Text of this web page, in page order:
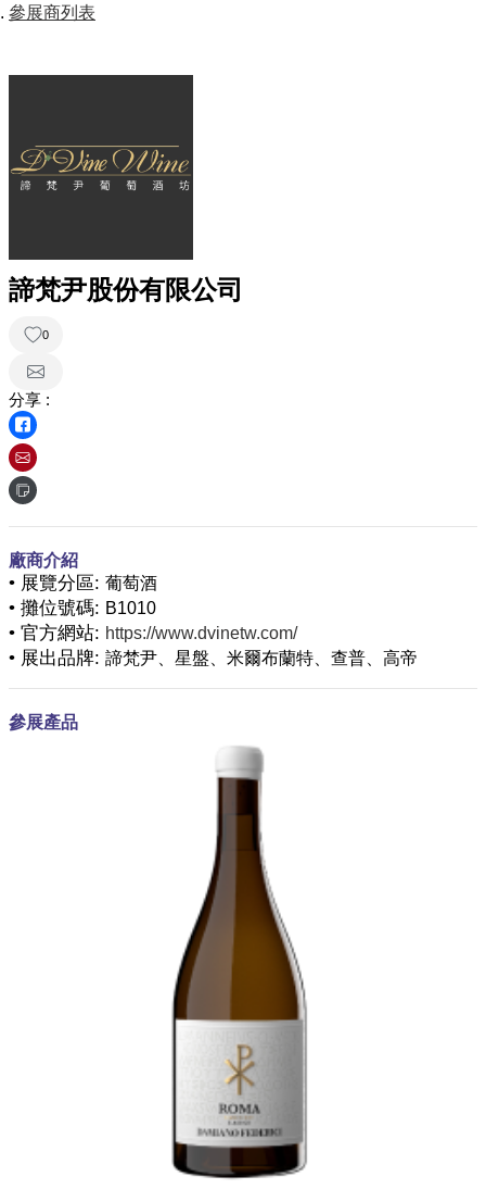
參展商列表
諦梵尹股份有限公司
0
分享 :
廠商介紹
• 展覽分區: 葡萄酒
• 攤位號碼: B1010
• 官方網站: https://www.dvinetw.com/
• 展出品牌: 諦梵尹、星盤、米爾布蘭特、查普、高帝
參展產品